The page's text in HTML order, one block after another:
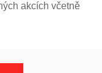
akcích včetně